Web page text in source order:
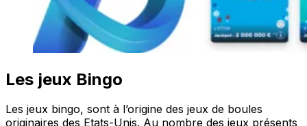
Les jeux Bingo
Les jeux bingo, sont à l’origine des jeux de boules
originaires des Etats-Unis. Au nombre des jeux présents